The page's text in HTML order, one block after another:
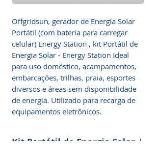
Offgridsun, gerador de Energia Solar
Portátil (com bateria para carregar
celular) Energy Station , kit Portátil de
Energia Solar - Energy Station Ideal
para uso doméstico, acampamentos,
embarcações, trilhas, praia, esportes
diversos e áreas sem disponibilidade
de energia. Utilizado para recarga de
equipamentos eletrônicos.
Kit Portátil de Energia Solar